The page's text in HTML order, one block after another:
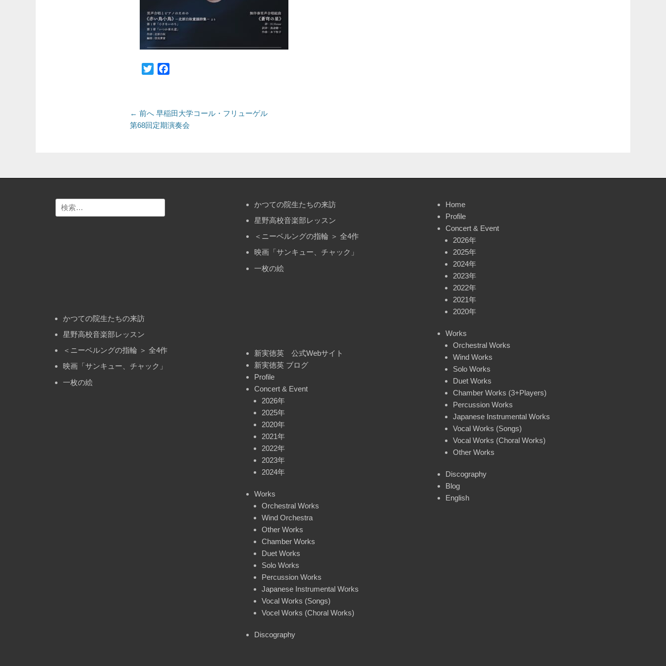
Twitter
投
稿
ゲ
ー
シ
← 前へ 前
の
早稲田大学コール・フリューゲル
第68回定期演奏会
検
索:
かつての院生たちの来訪
星野高校音楽部レッスン
＜ニーベルングの指輪 ＞ 全4作
映画「サンキュー、チャック」
一枚の絵
かつての院生たちの来訪
星野高校音楽部レッスン
＜ニーベルングの指輪 ＞ 全4作
映画「サンキュー、チャック」
一枚の絵
新実徳英 公式Webサイト
新実徳英 ブログ
Profile
Concert & Event
2026年
2025年
2020年
2021年
2022年
2023年
2024年
Works
Orchestral Works
Wind Orchestra
Other Works
Chamber Works
Duet Works
Solo Works
Percussion Works
Japanese Instrumental Works
Vocal Works (Songs)
Vocel Works (Choral Works)
Discography
Home
Profile
Concert & Event
2026年
2025年
2024年
2023年
2022年
2021年
2020年
Works
Orchestral Works
Wind Works
Solo Works
Duet Works
Chamber Works (3+Players)
Percussion Works
Japanese Instrumental Works
Vocal Works (Songs)
Vocal Works (Choral Works)
Other Works
Discography
Blog
English